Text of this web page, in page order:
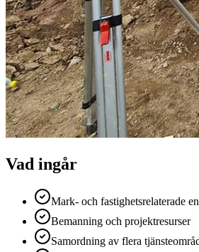
Vad ingår
Mark- och fastighetsrelaterade
Bemanning och projektresurser
Samordning av flera